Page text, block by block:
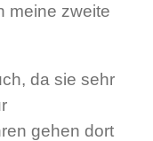
meine zweite
da sie sehr
gehen dort